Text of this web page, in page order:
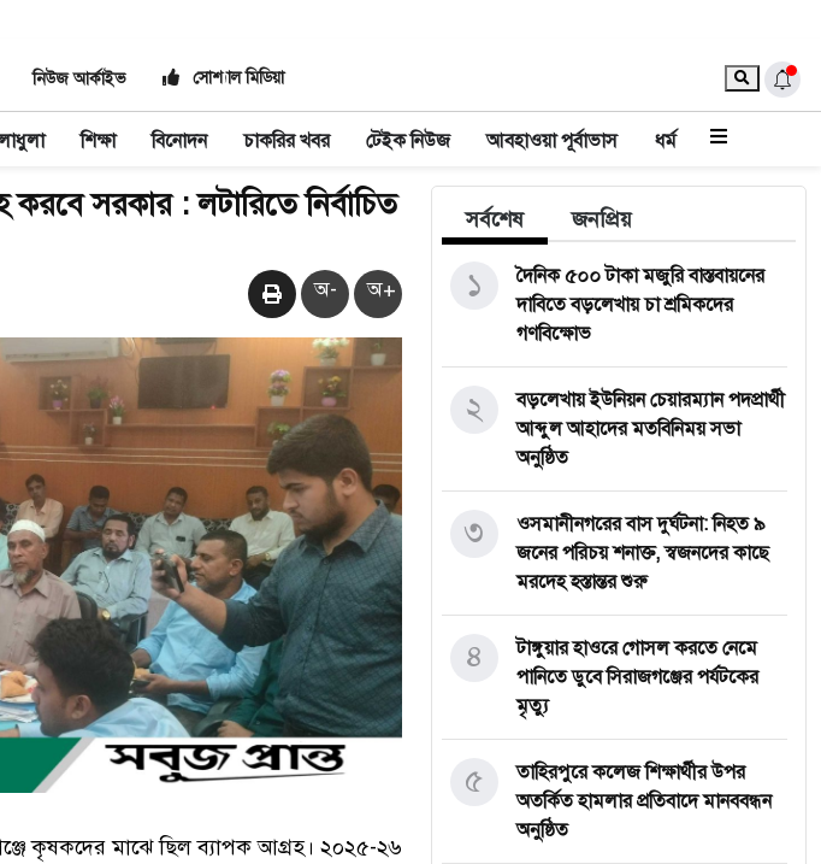
নিউজ আর্কাইভ সোশ্যাল মিডিয়া
শিক্ষা বিনোদন চাকরির খবর টেইক নিউজ আবহাওয়া পূর্বাভাস ধর্ম
সরকার : লটারিতে নির্বাচিত
অ- অ+
কৃষকদের মাঝে ছিল ব্যাপক আগ্রহ। ২০২৫-২৬
সর্বশেষ জনপ্রিয়
দৈনিক ৫০০ টাকা মজুরি বাস্তবায়নের
দাবিতে বড়লেখায় চা শ্রমিকদের
গণবিক্ষোভ
১
বড়লেখায় ইউনিয়ন চেয়ারম্যান পদপ্রার্থী
আব্দুল আহাদের মতবিনিময় সভা
অনুষ্ঠিত
২
‎ওসমানীনগরের বাস দুর্ঘটনা: নিহত ৯
জনের পরিচয় শনাক্ত, স্বজনদের কাছে
মরদেহ হস্তান্তর শুরু
৩
টাঙ্গুয়ার হাওরে গোসল করতে নেমে
পানিতে ডুবে সিরাজগঞ্জের পর্যটকের
মৃত্যু
৪
তাহিরপুরে কলেজ শিক্ষার্থীর উপর
অতর্কিত হামলার প্রতিবাদে মানববন্ধন
অনুষ্ঠিত
৫